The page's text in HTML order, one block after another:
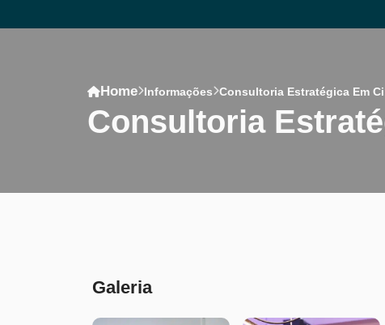
Home Informações Consultoria Estratégica Em
Consultoria
Galeria